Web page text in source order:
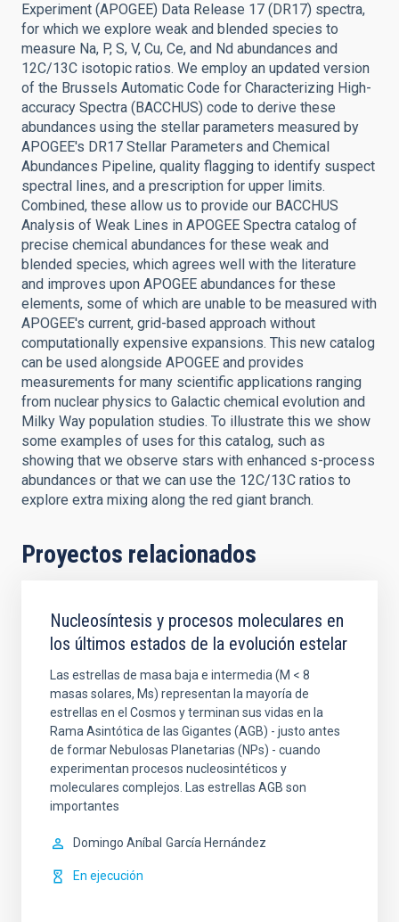
Experiment (APOGEE) Data Release 17 (DR17) spectra,
for which we explore weak and blended species to
measure Na, P, S, V, Cu, Ce, and Nd abundances and
12C/13C isotopic ratios. We employ an updated version
of the Brussels Automatic Code for Characterizing High-
accuracy Spectra (BACCHUS) code to derive these
abundances using the stellar parameters measured by
APOGEE's DR17 Stellar Parameters and Chemical
Abundances Pipeline, quality flagging to identify suspect
spectral lines, and a prescription for upper limits.
Combined, these allow us to provide our BACCHUS
Analysis of Weak Lines in APOGEE Spectra catalog of
precise chemical abundances for these weak and
blended species, which agrees well with the literature
and improves upon APOGEE abundances for these
elements, some of which are unable to be measured with
APOGEE's current, grid-based approach without
computationally expensive expansions. This new catalog
can be used alongside APOGEE and provides
measurements for many scientific applications ranging
from nuclear physics to Galactic chemical evolution and
Milky Way population studies. To illustrate this we show
some examples of uses for this catalog, such as
showing that we observe stars with enhanced s-process
abundances or that we can use the 12C/13C ratios to
explore extra mixing along the red giant branch.
Proyectos relacionados
Nucleosíntesis y procesos moleculares en
los últimos estados de la evolución estelar
Las estrellas de masa baja e intermedia (M < 8
masas solares, Ms) representan la mayoría de
estrellas en el Cosmos y terminan sus vidas en la
Rama Asintótica de las Gigantes (AGB) - justo antes
de formar Nebulosas Planetarias (NPs) - cuando
experimentan procesos nucleosintéticos y
moleculares complejos. Las estrellas AGB son
importantes
Domingo Aníbal García Hernández
En ejecución